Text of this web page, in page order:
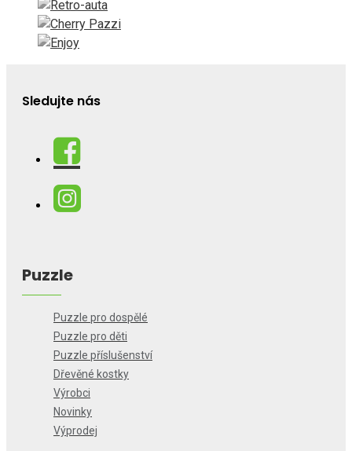
Sledujte nás
Puzzle
Puzzle pro dospělé
Puzzle pro děti
Puzzle příslušenství
Dřevěné kostky
Výrobci
Novinky
Výprodej